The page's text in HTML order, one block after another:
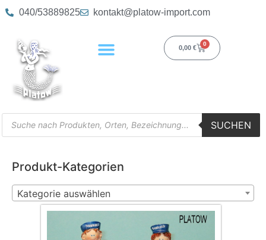
040/53889825 kontakt@platow-import.com
0,00 €
0
SUCHEN
Produkt-Kategorien
Kategorie auswählen